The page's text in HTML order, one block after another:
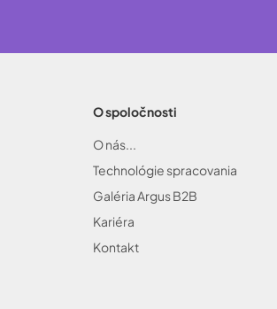
O spoločnosti
O nás...
Technológie spracovania
Galéria Argus B2B
Kariéra
Kontakt